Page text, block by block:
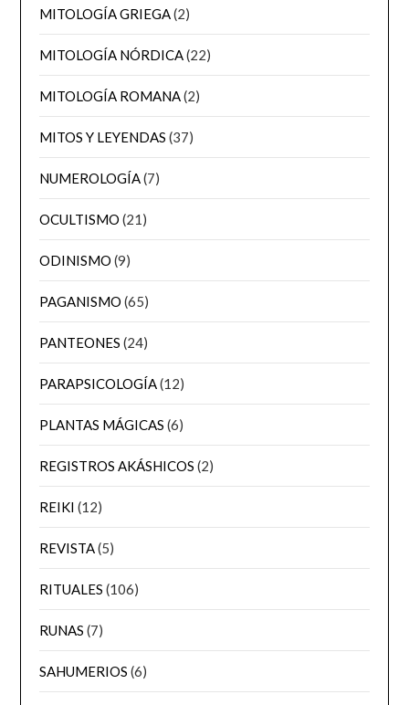
MITOLOGÍA GRIEGA(2)
MITOLOGÍA NÓRDICA(22)
MITOLOGÍA ROMANA(2)
MITOS Y LEYENDAS (37)
NUMEROLOGÍA(7)
OCULTISMO (21)
ODINISMO (9)
PAGANISMO (65)
PANTEONES (24)
PARAPSICOLOGÍA(12)
PLANTAS MÁGICAS (6)
REGISTROS AKÁSHICOS (2)
REIKI (12)
REVISTA(5)
RITUALES (106)
RUNAS (7)
SAHUMERIOS (6)